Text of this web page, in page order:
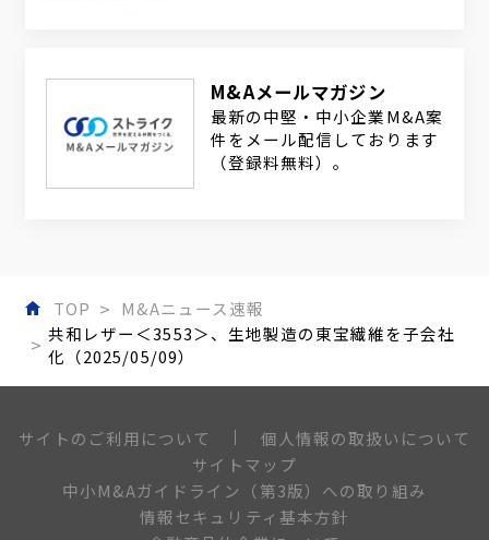
M&Aメールマガジン
最新の中堅・中小企業M&A案
件をメール配信しております
（登録料無料）。
TOP
M&Aニュース速報
共和レザー＜3553＞、生地製造の東宝繊維を子会社
化（2025/05/09）
サイトのご利用について
個人情報の取扱いについて
サイトマップ
中小M&Aガイドライン（第3版）への取り組み
情報セキュリティ基本方針